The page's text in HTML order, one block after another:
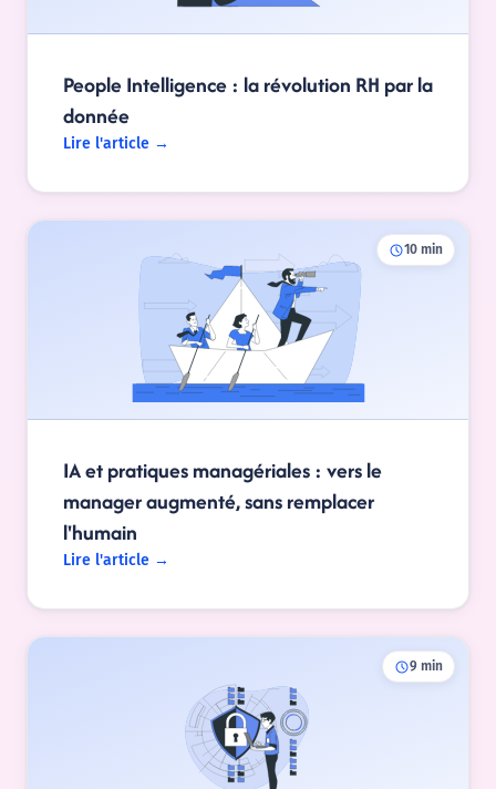
People Intelligence : la révolution RH par la
donnée
Lire l'article →
schedule10 min
IA et pratiques managériales : vers le
manager augmenté, sans remplacer
l'humain
Lire l'article →
schedule9 min